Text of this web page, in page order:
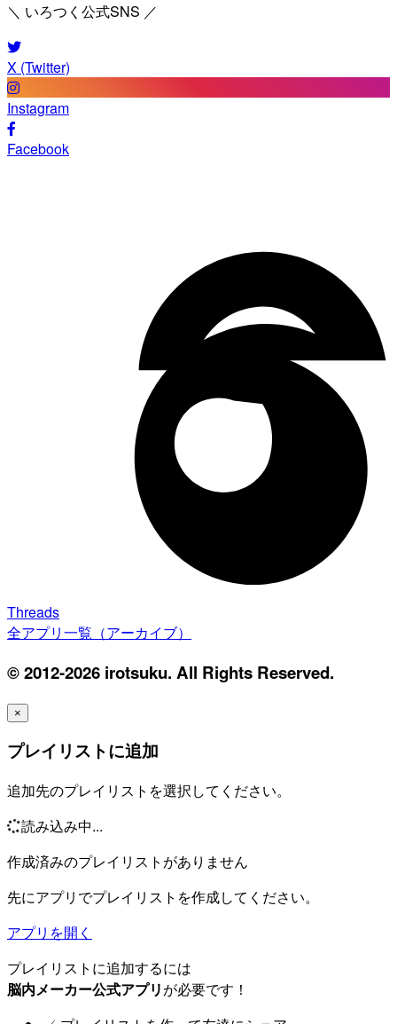
＼ いろつく公式SNS ／
X (Twitter)
Instagram
Facebook
Threads
全アプリ一覧（アーカイブ）
© 2012-2026 irotsuku. All Rights Reserved.
×
プレイリストに追加
追加先のプレイリストを選択してください。
読み込み中...
作成済みのプレイリストがありません
先にアプリでプレイリストを作成してください。
アプリを開く
プレイリストに追加するには
脳内メーカー公式アプリが必要です！